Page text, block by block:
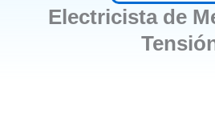
Electricista de